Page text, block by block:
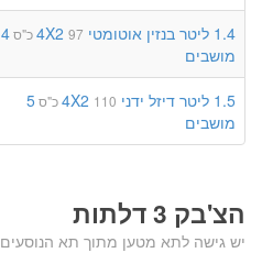
1.4 ליטר בנזין אוטומטי 4X2 97 כ"ס
4
מושבים
1.5 ליטר דיזל ידני 4X2 110 כ"ס
5
מושבים
הצ'בק 3 דלתות
יש גישה לתא מטען מתוך תא הנוסעים